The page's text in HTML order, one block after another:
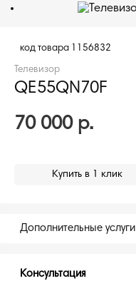
код товара 1156832
Телевизор
QE55QN70F
70 000 р.
Купить в 1 клик
Дополнительные услуги
Консультация